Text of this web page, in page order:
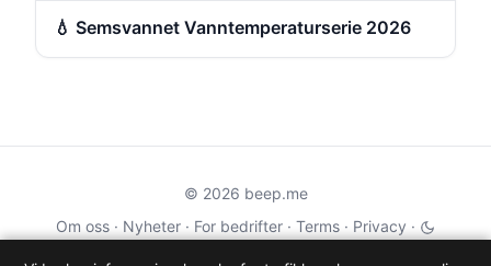
💧 Semsvannet Vanntemperaturserie 2026
© 2026 beep.me
Om oss · Nyheter · For bedrifter · Terms · Privacy ·
Wikidata OMDb